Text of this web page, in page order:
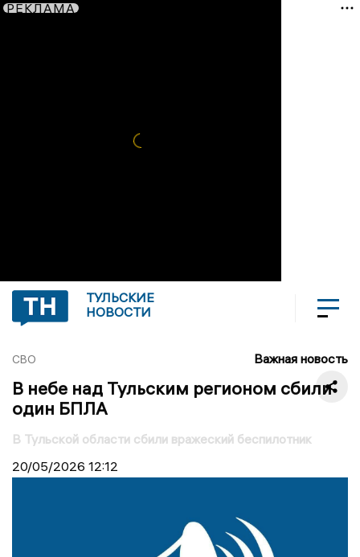
РЕКЛАМА
ТУЛЬСКИЕ
НОВОСТИ
СВО Важная новость
В небе над Тульским регионом сбили
один БПЛА
В Тульской области сбили вражеский беспилотник
20/05/2026 12:12